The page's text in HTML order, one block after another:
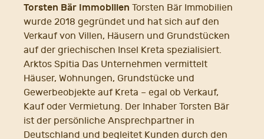
Torsten Bär Immobilien Torsten Bär Immobilien
wurde 2018 gegründet und hat sich auf den
Verkauf von Villen, Häusern und Grundstücken
auf der griechischen Insel Kreta spezialisiert.
Arktos Spitia Das Unternehmen vermittelt
Häuser, Wohnungen, Grundstücke und
Gewerbeobjekte auf Kreta – egal ob Verkauf,
Kauf oder Vermietung. Der Inhaber Torsten Bär
ist der persönliche Ansprechpartner in
Deutschland und begleitet Kunden durch den